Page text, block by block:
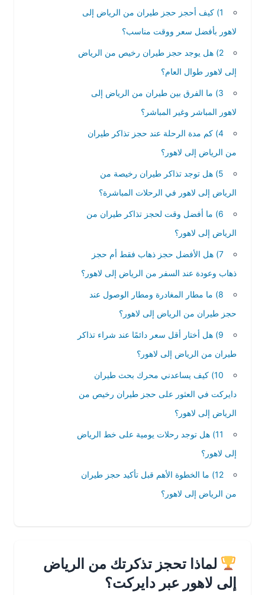
1) كيف أحجز حجز طيران من الرياض إلى
لاهور بأفضل سعر ووقت مناسب؟
2) هل يوجد حجز طيران رخيص من الرياض
إلى لاهور طوال العام؟
3) ما الفرق بين طيران من الرياض إلى
لاهور المباشر وغير المباشر؟
4) كم مدة الرحلة عند حجز تذاكر طيران
من الرياض إلى لاهور؟
5) هل توجد تذاكر طيران رخيصة من
الرياض إلى لاهور في الرحلات المباشرة؟
6) ما أفضل وقت لحجز تذاكر طيران من
الرياض إلى لاهور؟
7) هل الأفضل حجز ذهاب فقط أم حجز
ذهاب وعودة عند السفر من الرياض إلى لاهور؟
8) ما مطار المغادرة ومطار الوصول عند
حجز طيران من الرياض إلى لاهور؟
9) هل أختار أقل سعر دائمًا عند شراء تذاكر
طيران من الرياض إلى لاهور؟
10) كيف يساعدني محرك بحث طيران
دايركت في العثور على حجز طيران رخيص من
الرياض إلى لاهور؟
11) هل توجد رحلات يومية على خط الرياض
إلى لاهور؟
12) ما الخطوة الأهم قبل تأكيد حجز طيران
من الرياض إلى لاهور؟
لماذا تحجز تذكرتك من الرياض
إلى لاهور عبر دايركت؟